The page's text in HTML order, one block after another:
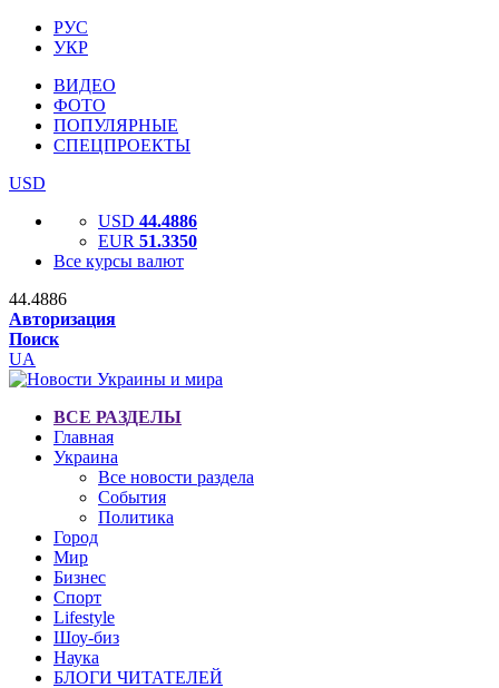
РУС
УКР
ВИДЕО
ФОТО
ПОПУЛЯРНЫЕ
СПЕЦПРОЕКТЫ
USD
USD 44.4886
EUR 51.3350
Все курсы валют
44.4886
Авторизация
Поиск
UA
ВСЕ РАЗДЕЛЫ
Главная
Украина
Все новости раздела
События
Политика
Город
Мир
Бизнес
Спорт
Lifestyle
Шоу-биз
Наука
БЛОГИ ЧИТАТЕЛЕЙ